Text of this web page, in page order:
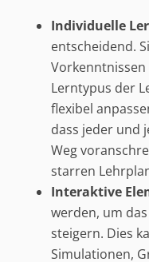
Individuelle
entscheidend.
Lerntypus der
flexibel
dass jeder und
Weg
starren
Interaktive
werden, um
steigern. Dies
Simulationen,